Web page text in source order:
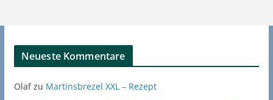
Neueste Kommentare
Olafzu Martinsbrezel XXL – Rezept